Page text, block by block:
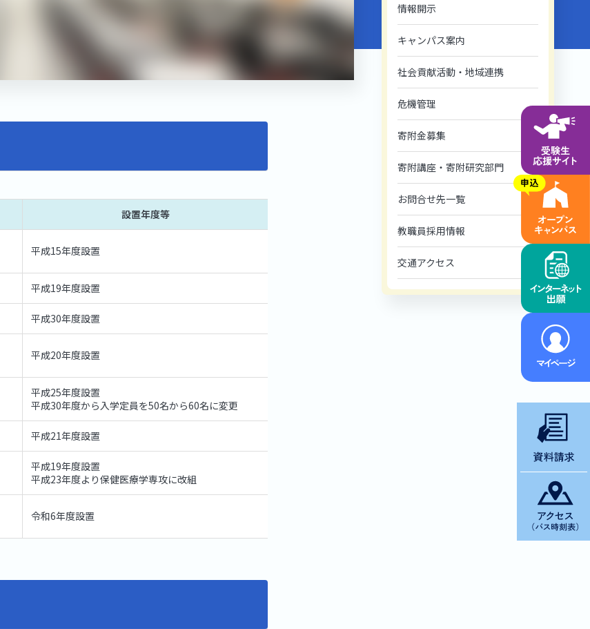
情報開示
キャンパス案内
社会貢献活動・地域連携
危機管理
寄附金募集
寄附講座・寄附研究部門
お問合せ先一覧
教職員採用情報
交通アクセス
設置年度等
平成15年度設置
平成19年度設置
平成30年度設置
平成20年度設置
平成25年度設置
平成30年度から入学定員を50名から60名に変更
平成21年度設置
平成19年度設置
平成23年度より保健医療学専攻に改組
令和6年度設置